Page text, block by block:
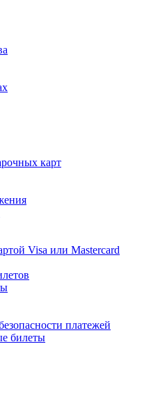
карт
Visa или Masterсard
платежей
билеты